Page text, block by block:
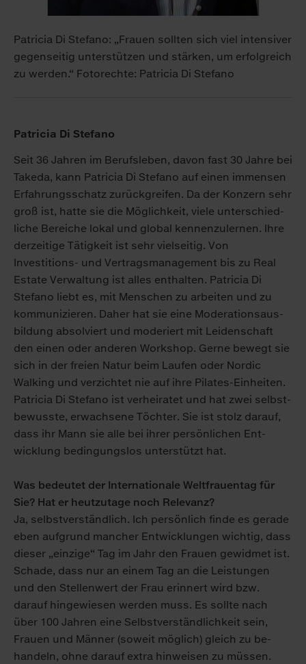
Patricia Di Stefano: „Frauen sollten sich viel intensiver
gegenseitig unterstützen und stärken, um erfolgreich
zu werden.“ Fotorechte: Patricia Di Stefano
Patricia Di Stefano
Seit 36 Jahren im Berufs­leben, davon fast 30 Jahre bei
Takeda, kann Patricia Di Stefano auf einen im­men­sen
Erfahrungs­schatz zurück­greifen. Da der Konzern sehr
groß ist, hatte sie die Mög­lich­keit, viele unter­schied­
liche Be­reiche lokal und global kennen­zulernen. Ihre
der­zeitige Tätig­keit ist sehr viel­seitig. Von
Investitions- und Vertrags­manage­ment bis zu Real
Estate Ver­waltung ist alles ent­halten. Patricia Di
Stefano liebt es, mit Men­schen zu arbeiten und zu
kommuni­zieren. Da­her hat sie eine Mo­dera­tions­aus­
bildung ab­solviert und moderiert mit Leiden­schaft
den einen oder anderen Work­shop. Gerne be­wegt sie
sich in der freien Natur beim Lau­fen oder Nordic
Walking und ver­zichtet nie auf ihre Pilates-Ein­heiten.
Patricia Di Stefano ist ver­heiratet und hat zwei selbst­
be­wusste, er­wachse­ne Töchter. Sie ist stolz darauf,
dass ihr Mann sie alle bei ihrer per­sönlichen Ent­
wicklung be­dingungs­los unter­stützt hat.
Was bedeutet der Internationale Welt­frauen­tag für
Sie? Hat er heut­zu­tage noch Relevanz?
Ja, selbst­verständlich. Ich persönlich finde es gerade
eben aufgrund mancher Ent­wicklungen wichtig, dass
dieser „einzige“ Tag im Jahr den Frauen gewidmet ist.
Schade, dass nur an einem Tag an die Lei­stungen
und den Stellen­wert der Frau erinnert wird bzw.
darauf hin­gewiesen werden muss. Es sollte nach
über 100 Jahren eine Selbst­verständ­lich­keit sein,
Frauen und Männer (soweit möglich) gleich zu be­
handeln, ohne darauf extra hin­weisen zu müssen.